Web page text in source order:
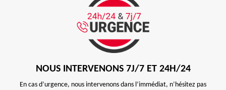
NOUS INTERVENONS 7J/7 ET 24H/24
En cas d’urgence, nous intervenons dans l’immédiat, n’hésitez pas